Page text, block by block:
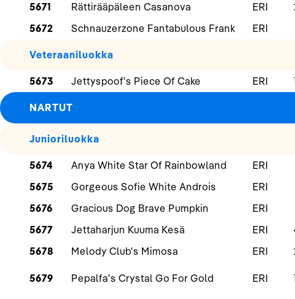
5671
Rättirääpäleen Casanova ERI
5672
Schnauzerzone Fantabulous Frank ERI
Veteraaniluokka
5673 Jettyspoof's Piece Of Cake ERI
NARTUT
Junioriluokka
5674 Anya White Star Of Rainbowland
ERI
5675
Gorgeous Sofie White Androis
ERI
5676
Gracious Dog Brave Pumpkin
ERI
5677
Jettaharjun Kuuma Kesä ERI
5678
Melody Club's Mimosa ERI
5679 Pepalfa's Crystal Go For Gold ERI